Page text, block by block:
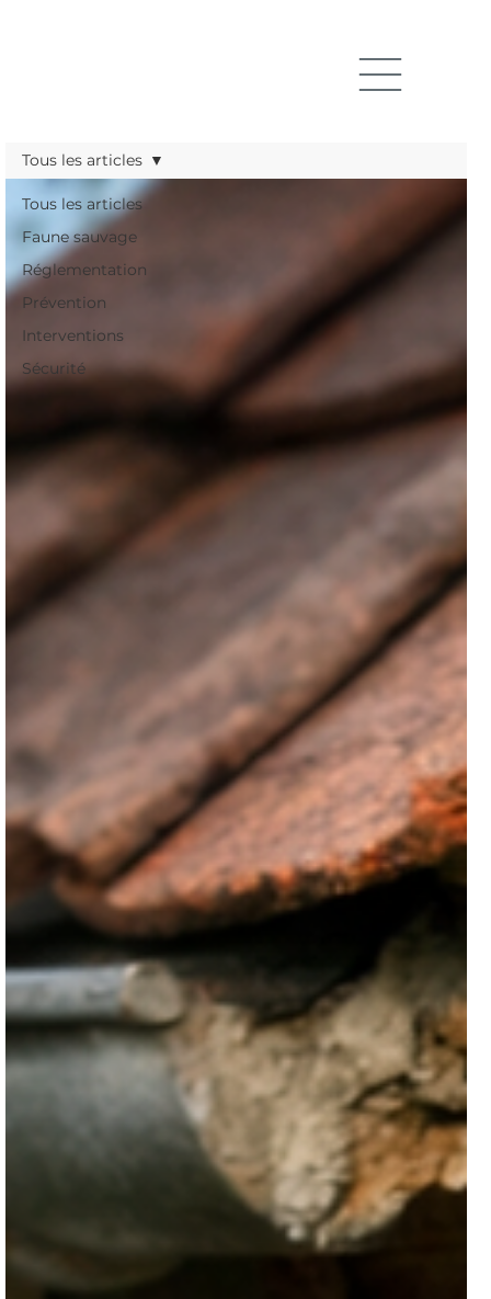
Tous les articles
Faune sauvage
Réglementation
Prévention
Interventions
Sécurité
Tous les articles